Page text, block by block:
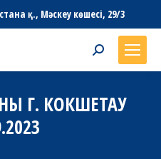
қ., Мәскеу көшесі, 29/3
Search:
Г. КОКШЕТАУ